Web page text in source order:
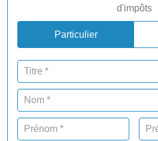
d'impôts
Particulier